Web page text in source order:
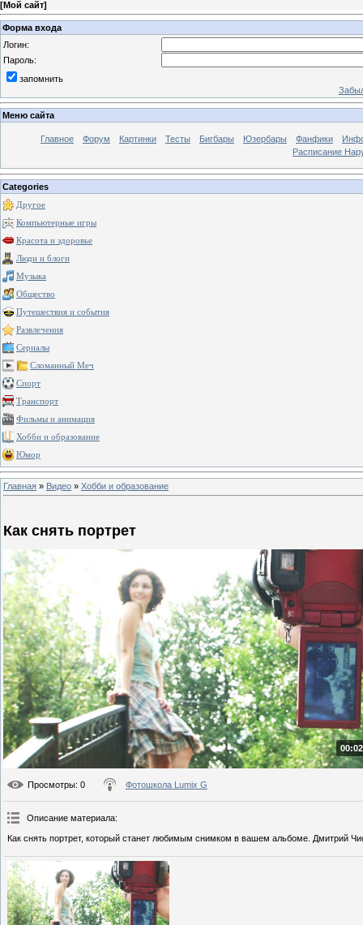
[Мой сайт]
Форма входа
Логин:
Пароль:
запомнить
Меню сайта
Главное Форум Картинки Тесты Бигбары Юзербары Фанфики
Расписание
Categories
Другое
Компьютерные игры
Красота и здоровье
Люди и блоги
Музыка
Общество
Путешествия и события
Развлечения
Сериалы
Сломанный Меч
Спорт
Транспорт
Фильмы и анимация
Хобби и образование
Юмор
Главная » Видео » Хобби и образование
Как снять портрет
Просмотры: 0 Фотошкола Lumix G
Описание материала:
Как снять портрет, который станет любимым снимком в вашем альбоме. Дмитрий